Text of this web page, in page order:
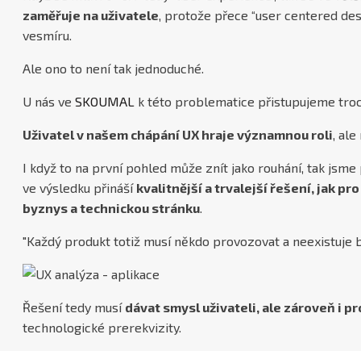
zaměřuje na uživatele , protože přece “user centered
vesmíru.
Ale ono to není tak jednoduché.
U nás ve SKOUMAL k této problematice přistupujeme
Uživatel v našem chápání UX hraje významnou roli ,
I když to na první pohled může znít jako rouhání, tak
ve výsledku přináší kvalitnější a trvalejší řešení, jak
byznys a technickou stránku
"Každý produkt totiž musí někdo provozovat a neexistuje
Řešení tedy musí dávat smysl uživateli, ale zároveň i
technologické prerekvizity.